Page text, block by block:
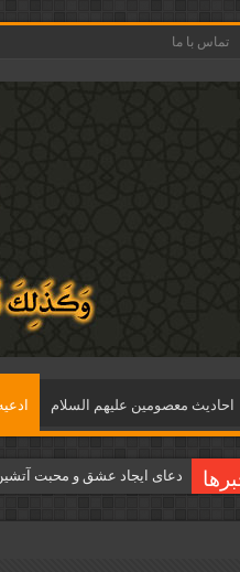
تماس با ما
احاديث معصومين عليهم السلام
دعای ایجاد عشق و محبت